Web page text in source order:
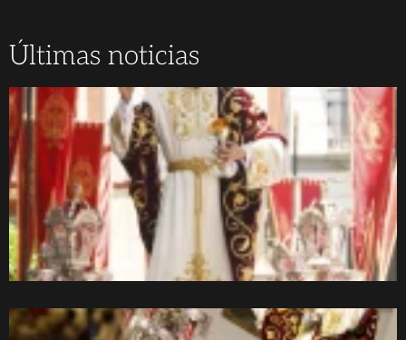
Últimas noticias